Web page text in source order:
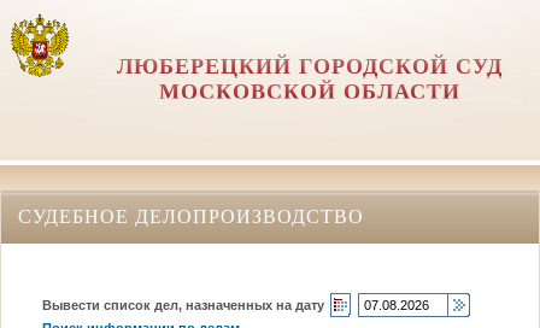
ЛЮБЕРЕЦКИЙ ГОРОДСКОЙ СУД
МОСКОВСКОЙ ОБЛАСТИ
СУДЕБНОЕ ДЕЛОПРОИЗВОДСТВО
Вывести список дел, назначенных на дату